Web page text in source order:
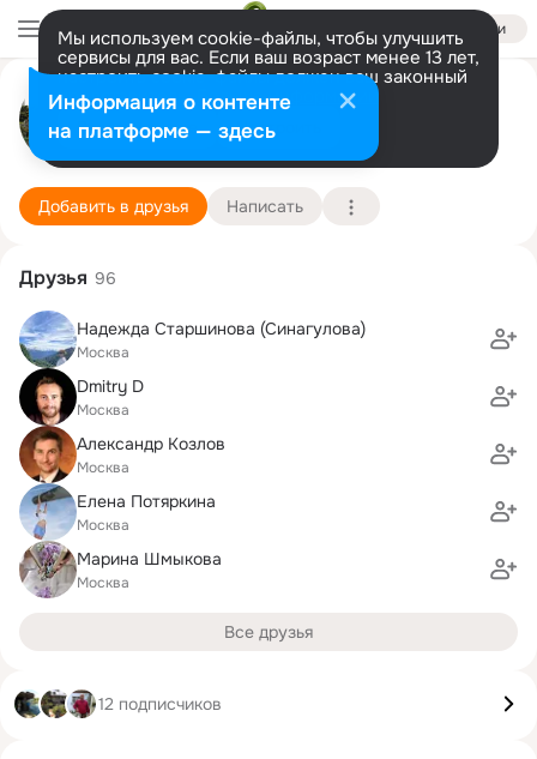
Войти
Мы используем cookie-файлы, чтобы улучшить
сервисы для вас. Если ваш возраст менее 13 лет,
настроить cookie-файлы должен ваш законный
представитель. Больше информации
Разрешить все Настроить
Татьяна Гаврилюк
Москва
14 апреля (45 лет)
388 школа (надомного обучения)
Подробнее
Добавить в друзья Написать
Друзья 96
Надежда Старшинова (Синагулова)
Москва
Dmitry D
Москва
Александр Козлов
Москва
Елена Потяркина
Москва
Марина Шмыкова
Москва
Все друзья
12 подписчиков
Информация о контенте
на платформе — здесь